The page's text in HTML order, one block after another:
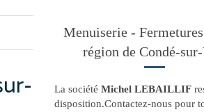
Menuiserie -
région de Condé-
La société Michel LEBAILLIF
disposition.Contactez-nous pour